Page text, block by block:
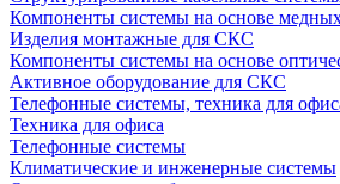
Компоненты системы на основе
Изделия монтажные для СКС
Компоненты системы на основе
Активное оборудование для СКС
Телефонные системы, техника для
Техника для офиса
Телефонные системы
Климатические и инженерные системы